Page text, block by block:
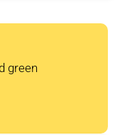
green